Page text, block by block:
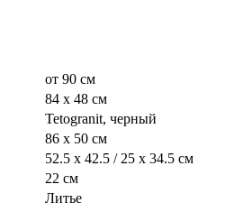
от 90 см
84 x 48 см
Tetogranit, черный
86 x 50 см
52.5 х 42.5 / 25 х 34.5 см
22 см
Литье